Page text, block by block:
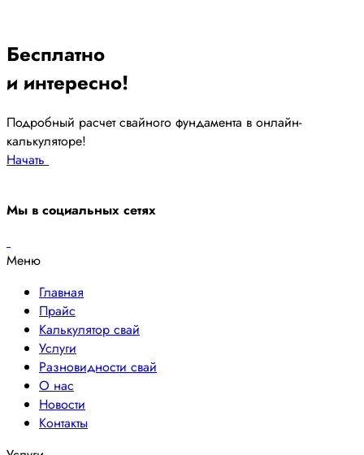
Бесплатно
и интересно!
Подробный расчет свайного фундамента в онлайн-
калькуляторе!
Начать
Мы в социальных сетях
Меню
Главная
Прайс
Калькулятор свай
Услуги
Разновидности свай
О нас
Новости
Контакты